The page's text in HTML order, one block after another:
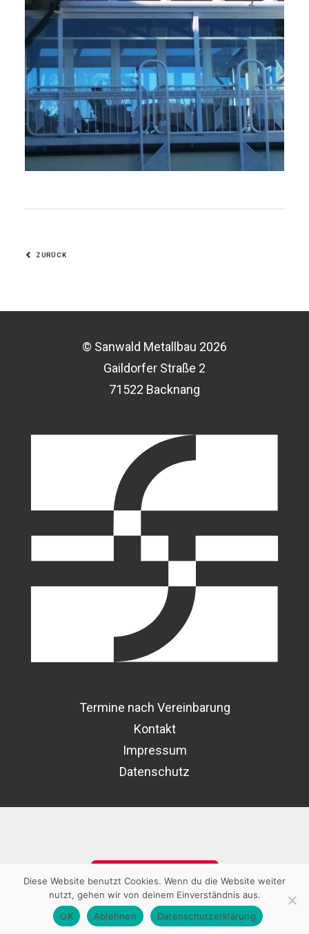
ZURÜCK
© Sanwald Metallbau 2026
Gaildorfer Straße 2
71522 Backnang
Termine nach Vereinbarung
Kontakt
Impressum
Datenschutz
Diese Website benutzt Cookies. Wenn du die Website weiter
nutzt, gehen wir von deinem Einverständnis aus.
OK
Ablehnen Datenschutzerklärung